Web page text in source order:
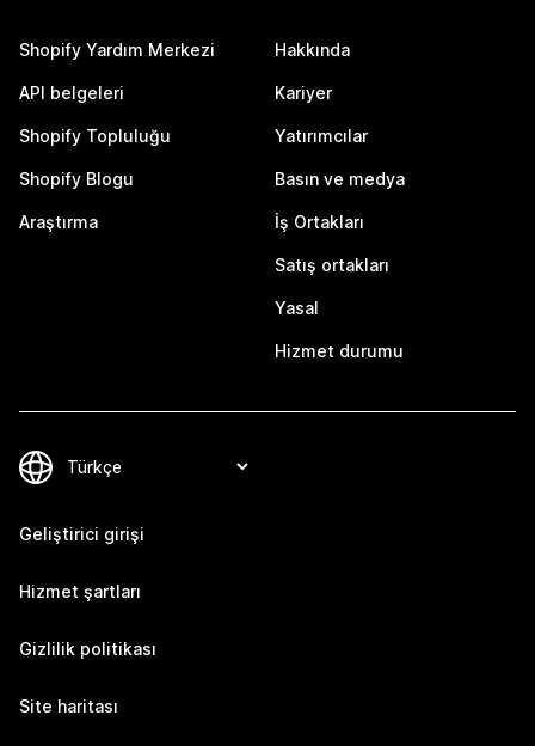
Shopify Yardım Merkezi
API belgeleri
Shopify Topluluğu
Shopify Blogu
Araştırma
Hakkında
Kariyer
Yatırımcılar
Basın ve medya
İş Ortakları
Satış ortakları
Yasal
Hizmet durumu
Geliştirici girişi
Hizmet şartları
Gizlilik politikası
Site haritası